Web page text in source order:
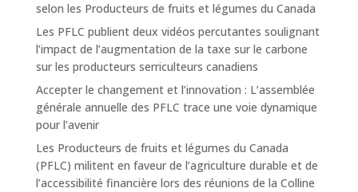
selon les Producteurs de fruits et légumes du Canada
Les PFLC publient deux vidéos percutantes soulignant
l’impact de l’augmentation de la taxe sur le carbone
sur les producteurs serriculteurs canadiens
Accepter le changement et l’innovation : L’assemblée
générale annuelle des PFLC trace une voie dynamique
pour l’avenir
Les Producteurs de fruits et légumes du Canada
(PFLC) militent en faveur de l’agriculture durable et de
l’accessibilité financière lors des réunions de la Colline